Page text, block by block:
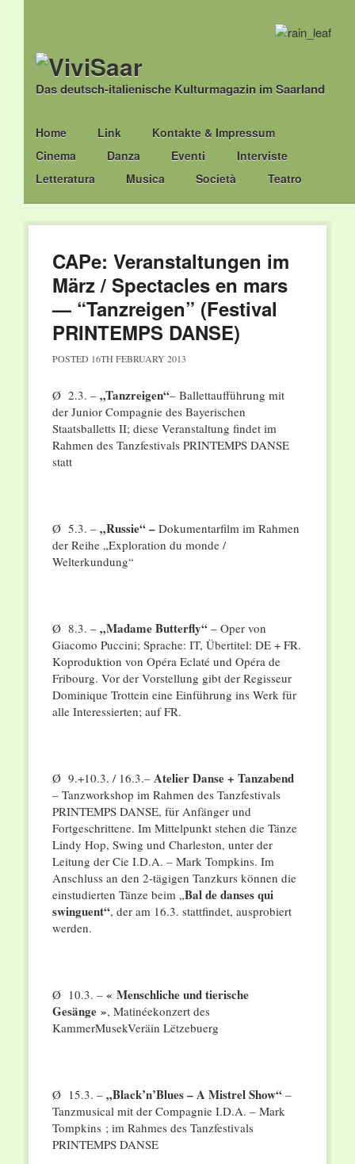
Das deutsch-italienische Kulturmagazin im Saarland
Main menu
Skip
to
content
Home Link
Kontakte & Impressum
Cinema
Danza Eventi
Interviste
Letteratura
Musica Società Teatro
CAPe: Veranstaltungen im
März / Spectacles en mars
— “Tanzreigen” (Festival
PRINTEMPS DANSE)
POSTED 16TH FEBRUARY 2013
Ø 2.3. – „Tanzreigen“– Ballettaufführung mit
der Junior Compagnie des Bayerischen
Staatsballetts II; diese Veranstaltung findet im
Rahmen des Tanzfestivals PRINTEMPS DANSE
statt
Ø 5.3. – „Russie“ –Dokumentarfilm im Rahmen
der Reihe „Exploration du monde /
Welterkundung“
Ø 8.3. – „Madame Butterfly“– Oper von
Giacomo Puccini; Sprache: IT, Übertitel: DE + FR.
Koproduktion von Opéra Eclaté und Opéra de
Fribourg. Vor der Vorstellung gibt der Regisseur
Dominique Trottein eine Einführung ins Werk für
alle Interessierten; auf FR.
Ø 9.+10.3. / 16.3.– Atelier Danse + Tanzabend
– Tanzworkshop im Rahmen des Tanzfestivals
PRINTEMPS DANSE, für Anfänger und
Fortgeschrittene. Im Mittelpunkt stehen die Tänze
Lindy Hop, Swing und Charleston, unter der
Leitung der Cie I.D.A. – Mark Tompkins. Im
Anschluss an den 2-tägigen Tanzkurs können die
einstudierten Tänze beim „Bal de danses qui
swinguent“, der am 16.3. stattfindet, ausprobiert
werden.
Ø 10.3. – « Menschliche und tierische
Gesänge », Matinéekonzert des
KammerMusekVeräin Lëtzebuerg
Ø 15.3. – „Black’n’Blues – A Mistrel Show“–
Tanzmusical mit der Compagnie I.D.A. – Mark
Tompkins ; im Rahmes des Tanzfestivals
PRINTEMPS DANSE